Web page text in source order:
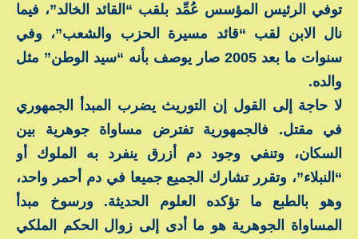
توفي الرئيس المؤسس عُمِّد بلقب “القائد الخالد”، فيما
نال الابن لقب “قائد مسيرة الحزب والشعب”، وفي
سنوات ما بعد 2005 صار يوصف بأنه “سيد الوطن” مثل
والده.
لا حاجة إلى القول إن التوريث يضرب المبدأ الجمهوري
في مقتل. فالجمهورية تفترض مساواة جوهرية بين
السكان، وتنفي وجود دم أزرق ينفرد به الملوك أو
“النبلاء”، وتقرر تشارك الجميع جميعا في دم أحمر واحد،
وهو بالطبع ما تؤكده العلوم الحديثة. ورسوخ مبدأ
المساواة الجوهرية هو ما أدى إلى زوال الحكم الملكي